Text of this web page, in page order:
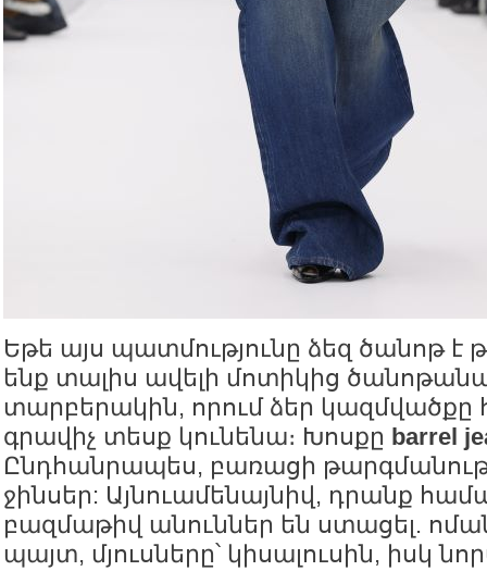
Եթե այս պատմությունը ձեզ ծանոթ է
ենք տալիս ավելի մոտիկից
տարբերակին, որում ձեր կազմվածքը
գրավիչ տեսք կունենա։ Խոսքը barrel
Ընդհանրապես, բառացի
ջինսեր: Այնուամենայնիվ, դրանք
բազմաթիվ անուններ են ստացել.
պայտ, մյուսները՝ կիսալուսին, իսկ